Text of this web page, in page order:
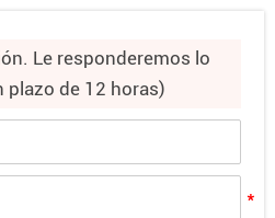
Le responderemos lo
plazo de 12 horas)